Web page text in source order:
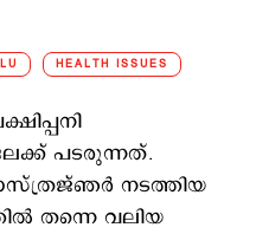
HEALTH ISSUES
പടരുന്നത്.
നടത്തിയ
തന്നെ വലിയ